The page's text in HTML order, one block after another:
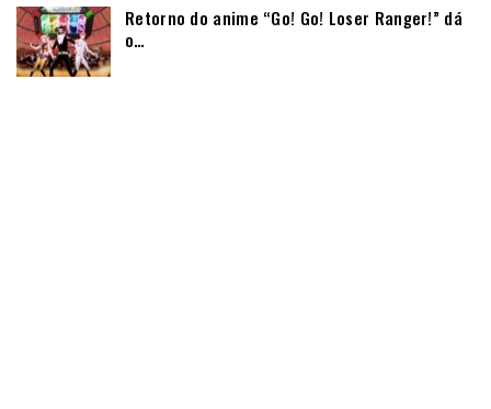
Retorno do anime “Go! Go! Loser Ranger!” dá
o…